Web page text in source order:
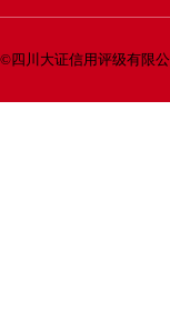
©四川大证信用评级有限